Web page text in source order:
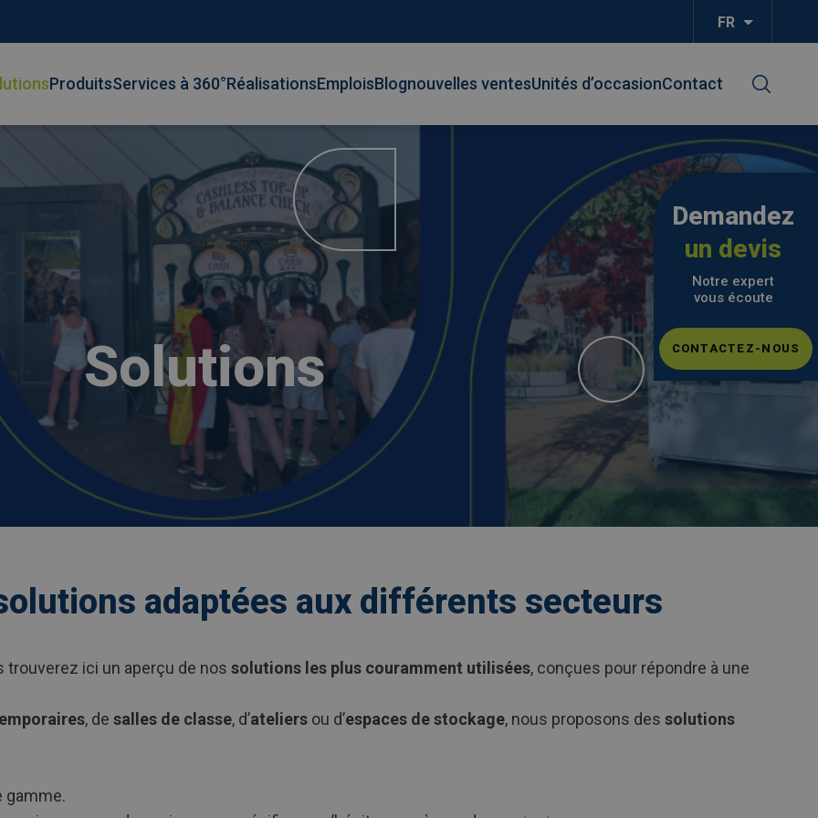
FR Lister les
ProduitsServices à 360°RéalisationsEmploisBlognouvelles ventesUnités d’occasionContact
Demandez
un devis
Notre expert
vous écoute
CONTACTEZ-NOUS
Solutions
adaptées aux différents secteurs
trouverez ici un aperçu de nos solutions les plus couramment utilisées, conçues pour répondre à une
, de salles de classe, d’ateliers ou d’espaces de stockage, nous proposons des solutions
gamme.